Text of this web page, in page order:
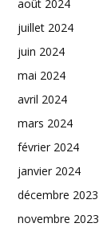
août 2024
juillet 2024
juin 2024
mai 2024
avril 2024
mars 2024
février 2024
janvier 2024
décembre 2023
novembre 2023